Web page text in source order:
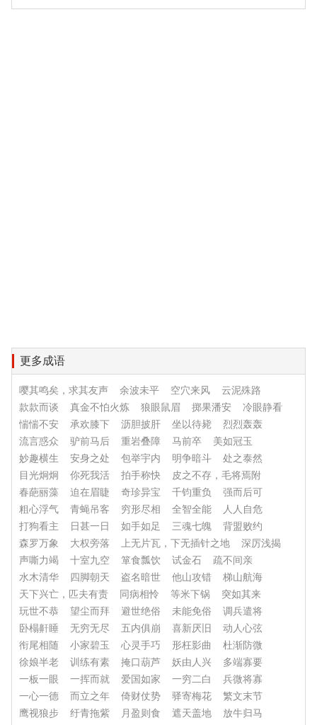
更多成语
嘤其鸣矣，求其友声 余波未平 空穴来风
云泥殊路
款款而谈
真金不怕火炼 狼眼鼠眉 掷果潘安
冷眼静看
惴惴不安
承欢膝下 沥胆披肝 坐以待毙
烈烈轰轰
流言惑众
驴前马后 重岩叠障 马前卒
美如冠玉
妙趣横生
安身之处 包举宇内 明争暗斗
处之泰然
目光炯炯
你死我活 拍手称快
皮之不存，毛将焉附
春葩丽藻
迫在眉睫 奇珍异宝 千钧重负
强而后可
粗心浮气
青蝇吊客 穷形尽相 全智全能
人人自危
打狗看主
日甚一日 如手如足 三魂七魄
背盟败约
森罗万象
大权旁落 上无片瓦，下无插针之地
深厉浅揭
声嘶力竭
十室九空 箪食瓢饮 试金石
疏不间亲
水木清华
四脚朝天 盗名暗世 他山攻错
梯山航海
天下兴亡，匹夫有责
同病相怜 等米下锅
突如其来
玩世不恭
望尘而拜 避世绝俗 未能免俗
调兵遣将
卧榻鼾睡
无穷无尽 五内俱崩 喜新厌旧
动人心弦
衔尾相随
小家碧玉 心灵手巧 形枉影曲
杜渐防微
徐娘半老
训练有素 掩口葫芦 妖由人兴
多端寡要
一板一眼
一挥而就 爱国如家 一穷二白
兵微将寡
一心一德
而立之年 倚财仗势 驿寄梅花
繁文末节
鹰视狼步
纡青拖紫 月盈则食 遮天盖地
放牛归马